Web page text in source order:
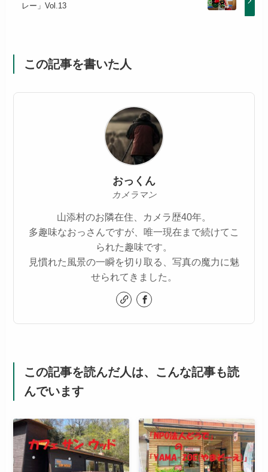
レー」Vol.13
この記事を書いた人
おっくん
カメラマン
山添村のお隣在住、カメラ歴40年。
多趣味なおっさんですが、唯一現在まで続けてこ
られた趣味です。
見慣れた風景の一瞬を切り取る、写真の魔力に魅
せられてきました。
この記事を読んだ人は、こんな記事も読
んでいます